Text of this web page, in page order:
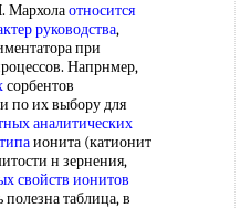
относится
руководства,
при
Напрнмер,
сорбентов
по их выбору для
аналитических
ионита (катионит
н зернения,
свойств ионитов
полезна таблица, в